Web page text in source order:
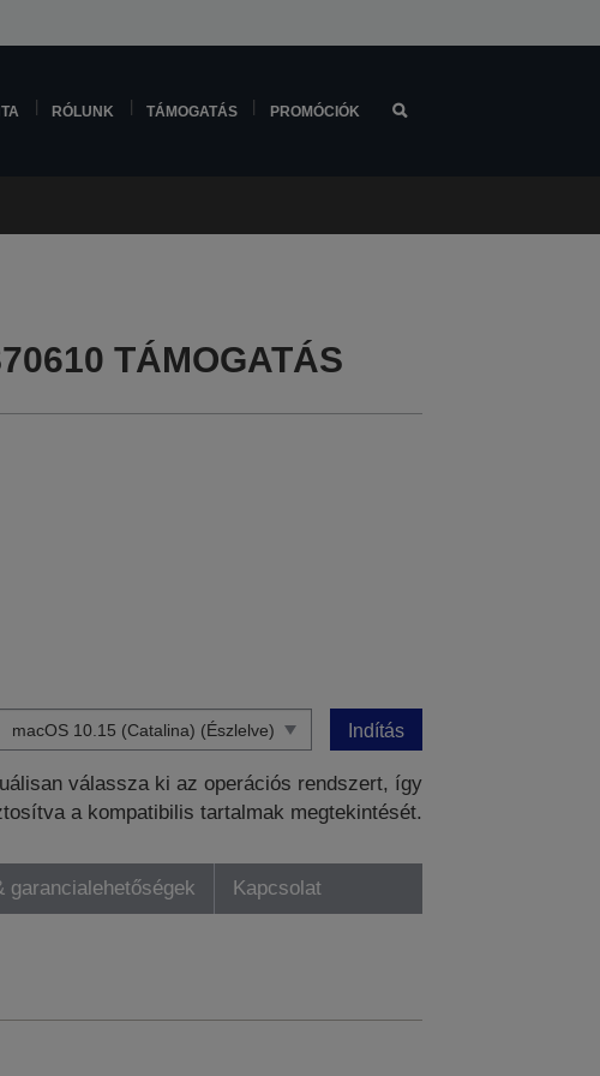
RÓLUNK TÁMOGATÁS PROMÓCIÓK
TÁMOGATÁS
Indítás
válassza ki az operációs rendszert, így
a kompatibilis tartalmak megtekintését.
garancialehetőségek Kapcsolat